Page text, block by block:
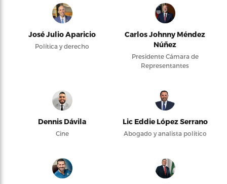
José Julio Aparicio
Política y derecho
Carlos Johnny Méndez
Núñez
Presidente Cámara de
Representantes
Dennis Dávila
Cine
Lic Eddie López Serrano
Abogado y analista político